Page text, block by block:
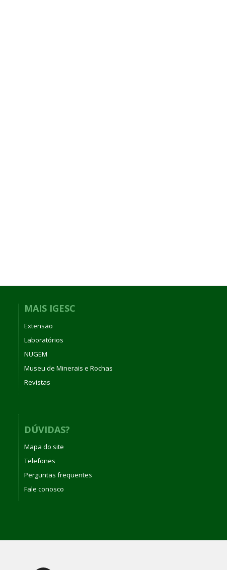
MAIS IGESC
Extensão
Laboratórios
NUGEM
Museu de Minerais e Rochas
Revistas
DÚVIDAS?
Mapa do site
Telefones
Perguntas frequentes
Fale conosco